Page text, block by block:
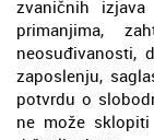
zvaničnih
primanjima,
neosuđivanosti,
zaposlenju,
potvrdu o
ne može